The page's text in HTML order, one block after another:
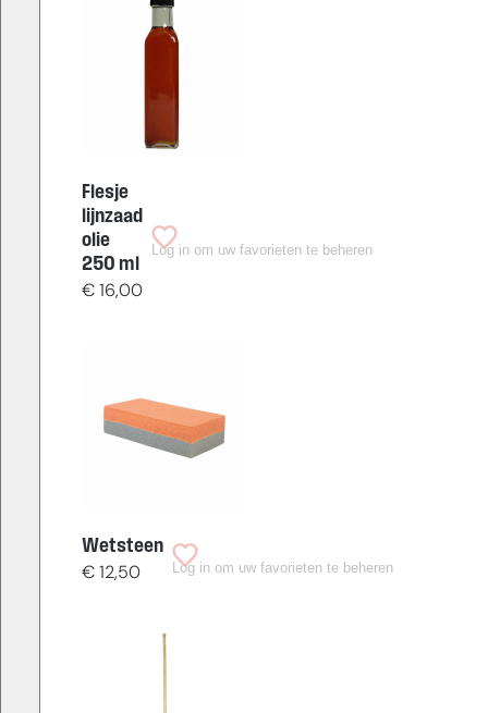
Flesje
lijnzaad
olie
250 ml
€16,00
Log in om uw favorieten te beheren
Wetsteen
€12,50 Log in om uw favorieten te beheren